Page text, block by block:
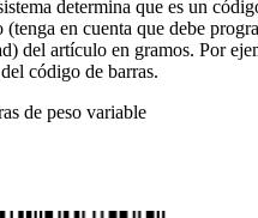
determina que es un
en cuenta que debe
del artículo en gramos. Por
código de barras.
de peso variable